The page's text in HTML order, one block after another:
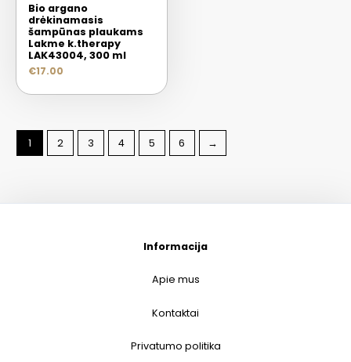
Bio argano
drėkinamasis
šampūnas plaukams
Lakme k.therapy
LAK43004, 300 ml
€17.00
1 2 3 4 5 6 →
Informacija
Apie mus
Kontaktai
Privatumo politika